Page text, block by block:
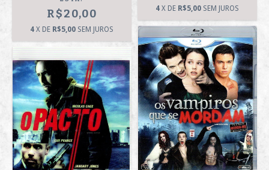
R$20,00
4 X DE R$5,00 SEM JUROS
4 X DE R$5,00 SEM JUROS